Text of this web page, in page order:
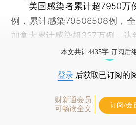
美国感染者累计超7950万
例，累计感染79508508例，
加拿大累计感染超337万例，达
本文共计4435字 订阅后
登录 后获取已订阅的
财新通会员
可畅读全文
订阅/会